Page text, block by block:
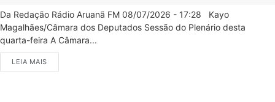
Da Redação Rádio Aruanã FM 08/07/2026 - 17:28 Kayo
Magalhães/Câmara dos Deputados Sessão do Plenário desta
quarta-feira A Câmara...
LEIA MAIS